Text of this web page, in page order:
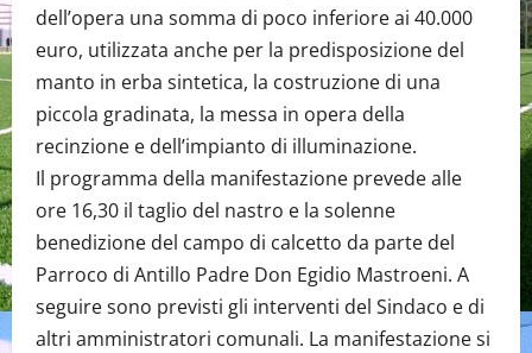
dell’opera una somma di poco inferiore ai 40.000
euro, utilizzata anche per la predisposizione del
manto in erba sintetica, la costruzione di una
piccola gradinata, la messa in opera della
recinzione e dell’impianto di illuminazione.
Il programma della manifestazione prevede alle
ore 16,30 il taglio del nastro e la solenne
benedizione del campo di calcetto da parte del
Parroco di Antillo Padre Don Egidio Mastroeni. A
seguire sono previsti gli interventi del Sindaco e di
altri amministratori comunali. La manifestazione si